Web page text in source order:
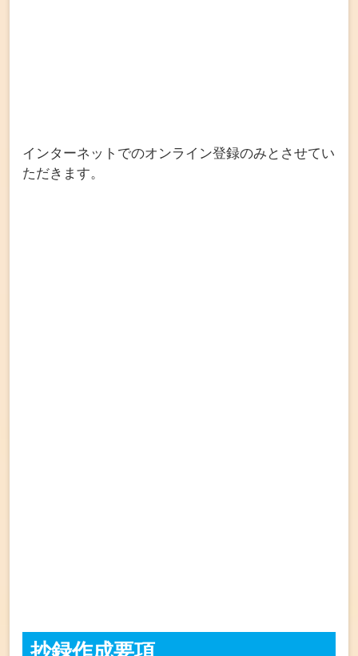
インターネットでのオンライン登録のみとさせてい
ただきます。